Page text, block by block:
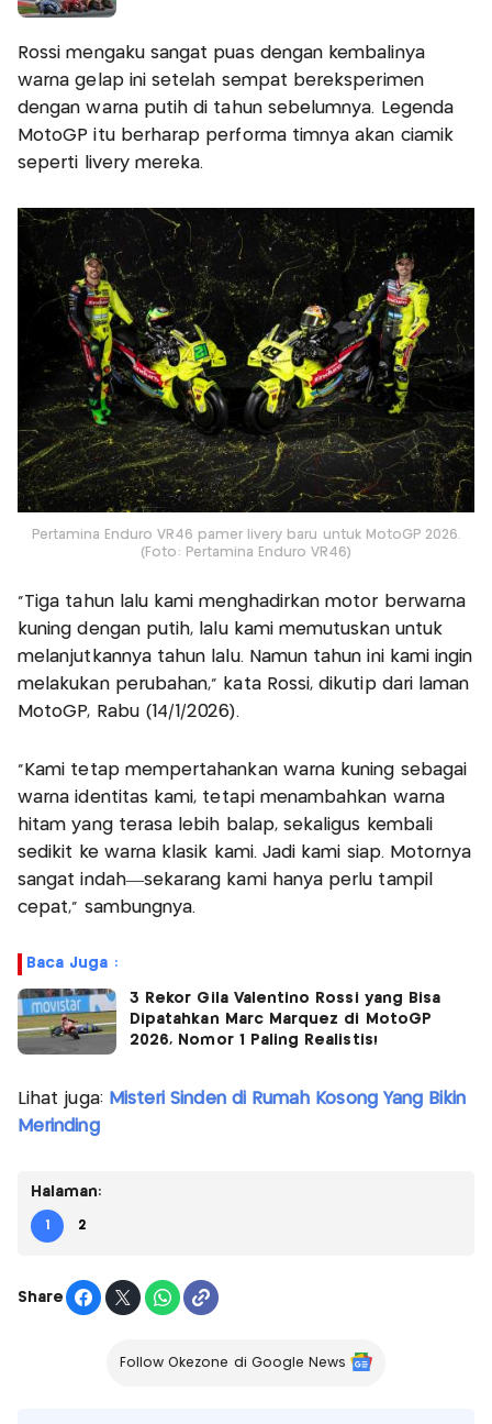
Rossi mengaku sangat puas dengan kembalinya
warna gelap ini setelah sempat bereksperimen
dengan warna putih di tahun sebelumnya. Legenda
MotoGP itu berharap performa timnya akan ciamik
seperti livery mereka.
Pertamina Enduro VR46 pamer livery baru untuk MotoGP 2026.
(Foto: Pertamina Enduro VR46)
“Tiga tahun lalu kami menghadirkan motor berwarna
kuning dengan putih, lalu kami memutuskan untuk
melanjutkannya tahun lalu. Namun tahun ini kami ingin
melakukan perubahan,” kata Rossi, dikutip dari laman
MotoGP, Rabu (14/1/2026).
“Kami tetap mempertahankan warna kuning sebagai
warna identitas kami, tetapi menambahkan warna
hitam yang terasa lebih balap, sekaligus kembali
sedikit ke warna klasik kami. Jadi kami siap. Motornya
sangat indah—sekarang kami hanya perlu tampil
cepat,” sambungnya.
Baca Juga :
3 Rekor Gila Valentino Rossi yang Bisa
Dipatahkan Marc Marquez di MotoGP
2026, Nomor 1 Paling Realistis!
Lihat juga: Misteri Sinden di Rumah Kosong Yang Bikin
Merinding
Halaman:
1 2
Share
Follow Okezone di Google News